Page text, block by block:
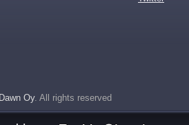
Oy. All rights reserved